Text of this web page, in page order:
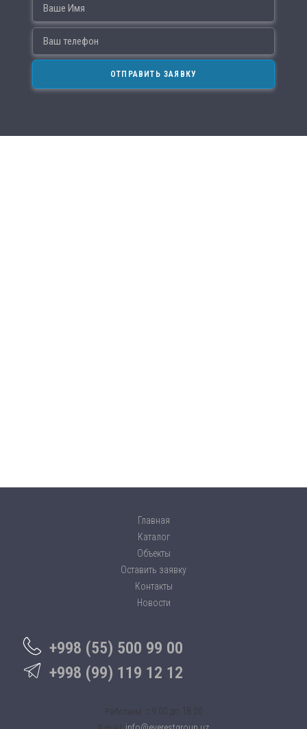
Главная
Каталог
Объекты
Оставить заявку
Контакты
Новости
+998 (55) 500 99 00
+998 (99) 119 12 12
Работаем: c 9:00 до 18:00